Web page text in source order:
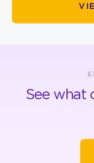
See what